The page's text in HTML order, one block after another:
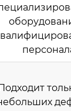
Подходит